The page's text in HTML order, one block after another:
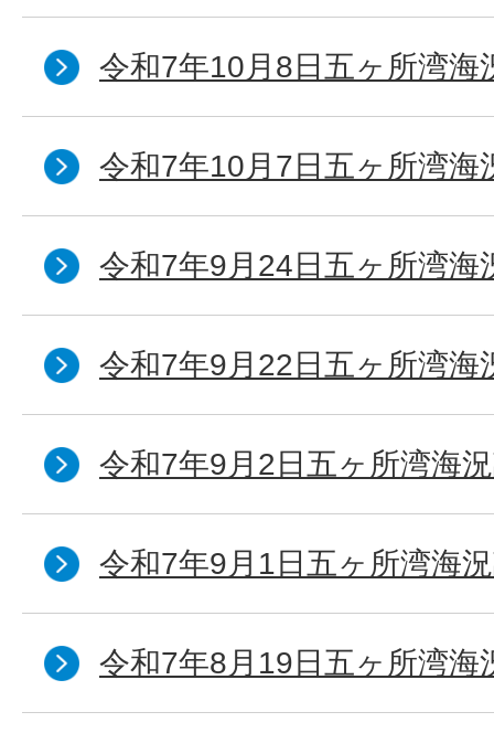
令和7年10月8日五ヶ所湾海
令和7年10月7日五ヶ所湾海
令和7年9月24日五ヶ所湾海
令和7年9月22日五ヶ所湾海
令和7年9月2日五ヶ所湾海
令和7年9月1日五ヶ所湾海
令和7年8月19日五ヶ所湾海